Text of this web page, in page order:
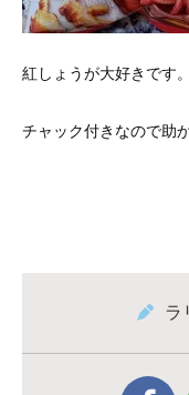
紅しょうが大好きです。
チャック付きなので助
ラ